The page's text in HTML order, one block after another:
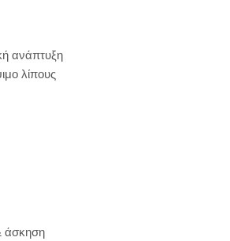
ανάπτυξη
λίπους
άσκηση